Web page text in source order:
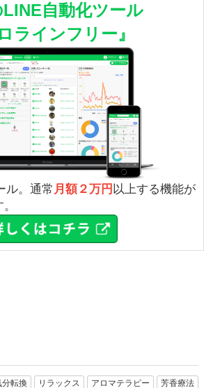
自動化ツール
ラインフリー』
ル。通常 月額２万円 以上する機能が
分転換 リラックス アロマテラピー 芳香療法